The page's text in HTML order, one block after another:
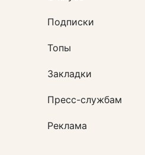
Подписки
Топы
Закладки
Пресс-службам
Реклама